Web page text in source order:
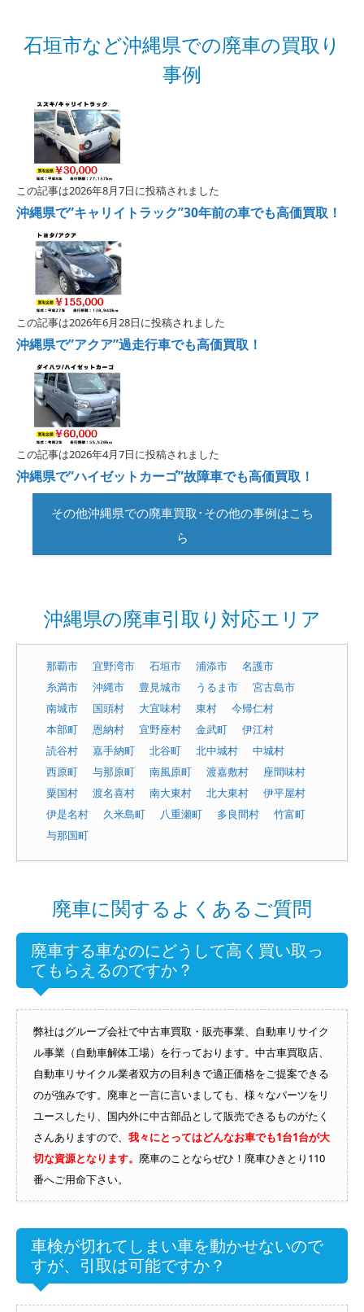
石垣市など沖縄県での廃車の買取り
事例
この記事は2026年8月7日に投稿されました
沖縄県で”キャリイトラック”30年前の車でも高価買取！
この記事は2026年6月28日に投稿されました
沖縄県で”アクア”過走行車でも高価買取！
この記事は2026年4月7日に投稿されました
沖縄県で”ハイゼットカーゴ”故障車でも高価買取！
その他沖縄県での廃車買取･その他の事例はこち
ら
沖縄県の廃車引取り対応エリア
那覇市 宜野湾市 石垣市 浦添市
名護市
糸満市
沖縄市 豊見城市 うるま市
宮古島市
南城市
国頭村 大宜味村 東村
今帰仁村
本部町
恩納村 宜野座村 金武町
伊江村
読谷村
嘉手納町 北谷町 北中城村
中城村
西原町
与那原町 南風原町 渡嘉敷村
座間味村
粟国村
渡名喜村 南大東村 北大東村
伊平屋村
伊是名村
久米島町 八重瀬町 多良間村
竹富町
与那国町
廃車に関するよくあるご質問
廃車する車なのにどうして高く買い取っ
てもらえるのですか？
弊社はグループ会社で中古車買取・販売事業、自動車リサイク
ル事業（自動車解体工場）を行っております。中古車買取店、
自動車リサイクル業者双方の目利きで適正価格をご提案できる
のが強みです。廃車と一言に言いましても、様々なパーツをリ
ユースしたり、国内外に中古部品として販売できるものがたく
さんありますので、 我々にとってはどんなお車でも1台1台が大
切な資源となります。 廃車のことならぜひ！廃車ひきとり110
番へご用命下さい。
車検が切れてしまい車を動かせないので
すが、引取は可能ですか？